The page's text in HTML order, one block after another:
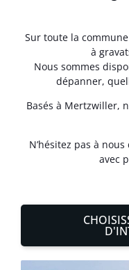
Sur toute la
à
Nous sommes
dépanner,
Basés à Mertzwiller,
N’hésitez pas à
avec